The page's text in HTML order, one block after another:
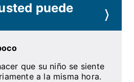
puede
〉
que su niño se siente
a la misma hora.